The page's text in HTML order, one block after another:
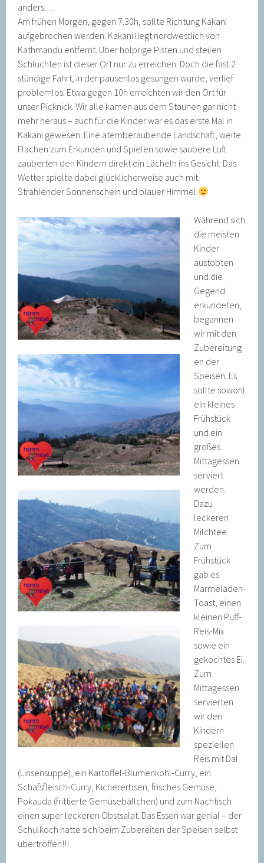
anders…
Am frühen Morgen, gegen 7.30h, sollte Richtung Kakani
aufgebrochen werden. Kakani liegt nordwestlich von
Kathmandu entfernt. Über holprige Pisten und steilen
Schluchten ist dieser Ort nur zu erreichen. Doch die fast 2
stündige Fahrt, in der pausenlos gesungen wurde, verlief
problemlos. Etwa gegen 10h erreichten wir den Ort für
unser Picknick. Wir alle kamen aus dem Staunen gar nicht
mehr heraus – auch für die Kinder war es das erste Mal in
Kakani gewesen. Eine atemberaubende Landschaft, weite
Flächen zum Erkunden und Spielen sowie saubere Luft
zauberten den Kindern direkt ein Lächeln ins Gesicht. Das
Wetter spielte dabei glücklicherweise auch mit.
Strahlender Sonnenschein und blauer Himmel
Während sich
die meisten
Kinder
austobten
und die
Gegend
erkundeten,
begannen
wir mit den
Zubereitung
en der
Speisen. Es
sollte sowohl
ein kleines
Frühstück
und ein
großes
Mittagessen
serviert
werden.
Dazu
leckeren
Milchtee.
Zum
Frühstück
gab es
Marmeladen-
Toast, einen
kleinen Puff-
Reis-Mix
sowie ein
gekochtes Ei.
Zum
Mittagessen
servierten
wir den
Kindern
speziellen
Reis mit Dal
(Linsensuppe), ein Kartoffel-Blumenkohl-Curry, ein
Schafsfleisch-Curry, Kichererbsen, frisches Gemüse,
Pokauda (frittierte Gemüsebällchen) und zum Nachtisch
einen super leckeren Obstsalat. Das Essen war genial – der
Schulkoch hatte sich beim Zubereiten der Speisen selbst
übertroffen!!!